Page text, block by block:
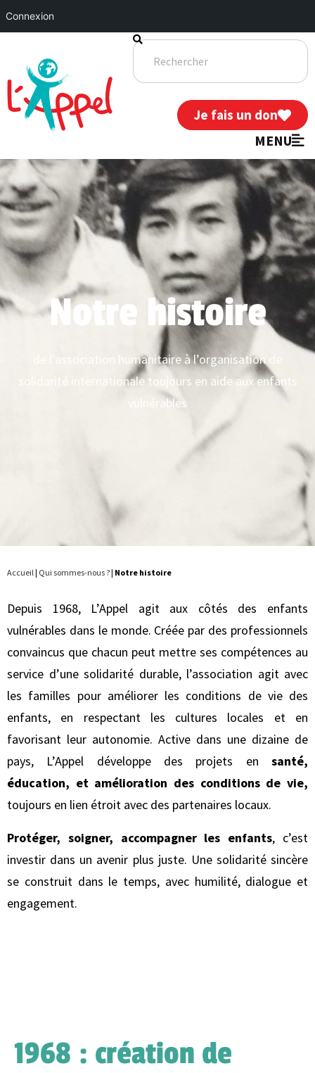
Je fais un don
MENU
Notre histoire
de l’association humanitaire à l’organisation de
solidarité internationale toujours en aide aux enfants
vulnérables
Accueil| Qui sommes-nous ?| Notre histoire
Depuis 1968, L’Appel agit aux côtés des enfants
vulnérables dans le monde. Créée par des professionnels
convaincus que chacun peut mettre ses compétences au
service d’une solidarité durable, l’association agit avec
les familles pour améliorer les conditions de vie des
enfants, en respectant les cultures locales et en
favorisant leur autonomie. Active dans une dizaine de
pays, L’Appel développe des projets en santé,
éducation, et amélioration des conditions de vie,
toujours en lien étroit avec des partenaires locaux.
Protéger, soigner, accompagner les enfants, c’est
investir dans un avenir plus juste. Une solidarité sincère
se construit dans le temps, avec humilité, dialogue et
engagement.
1968 : création de
Connexion